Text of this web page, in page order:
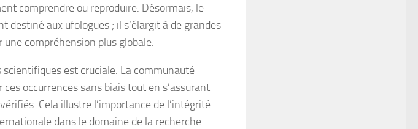
comprendre ou reproduire. Désormais, le
destiné aux ufologues ; il s’élargit à de grandes
compréhension plus globale.
est cruciale. La communauté
occurrences sans biais tout en s’assurant
Cela illustre l’importance de l’intégrité
dans le domaine de la recherche.